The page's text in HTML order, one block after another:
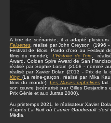
A titre de scénariste, il a adapté
Feluettes réalisé par John Greyson (1996 -
Festival de Blois, Pardo d’oro au Festival
films du monde);L’Histoire de l’oie ,
Award, Golden Spire Award de San
réalisé par Sophie Lorain (2008 - nommé
réalisé par Xavier Dolan (2013 - Prix de la
King (La reine-garçon, réalisé par Mika
films du monde).Les Muses orphelinesfait
son œuvre (scénarisé par Gilles Desjardins
Prix Génie et aux Jutras 2000).
Au printemps 2021, le réalisateur Xavier
d’après La Nuit où Laurier Gaudreault s’est
Média.